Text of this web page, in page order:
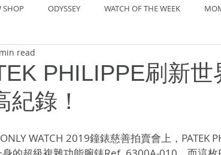
SHOP ODYSSEY WATCH OF THE WEEK
BASEL2018
CLASSIC 101 PRE-BASEL 2020 JEWELRY
PHILIPPE刷新
紀錄！
read
WATCH 2019鐘錶慈善拍賣會上，PATEK